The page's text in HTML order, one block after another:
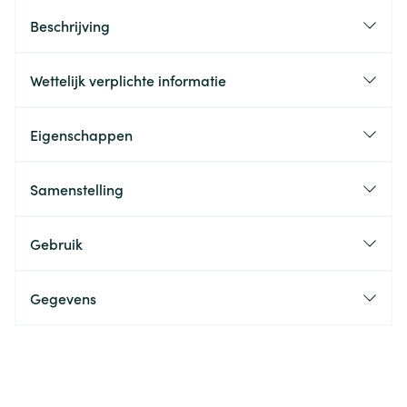
Beschrijving
Wettelijk verplichte informatie
Eigenschappen
Samenstelling
Gebruik
Gegevens